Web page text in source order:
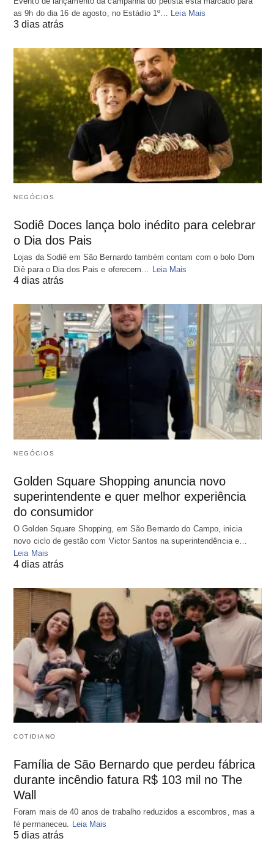
as 9h do dia 16 de agosto, no Estádio 1º… Leia Mais
3 dias atrás
NEGÓCIOS
Sodiê Doces lança bolo inédito para celebrar
o Dia dos Pais
Lojas da Sodiê em São Bernardo também contam com o bolo Dom
Diê para o Dia dos Pais e oferecem… Leia Mais
4 dias atrás
NEGÓCIOS
Golden Square Shopping anuncia novo
superintendente e quer melhor experiência
do consumidor
O Golden Square Shopping, em São Bernardo do Campo, inicia
novo ciclo de gestão com Victor Santos na superintendência e…
Leia Mais
4 dias atrás
COTIDIANO
Família de São Bernardo que perdeu fábrica
durante incêndio fatura R$ 103 mil no The
Wall
Foram mais de 40 anos de trabalho reduzidos a escombros, mas a
fé permaneceu. Leia Mais
5 dias atrás